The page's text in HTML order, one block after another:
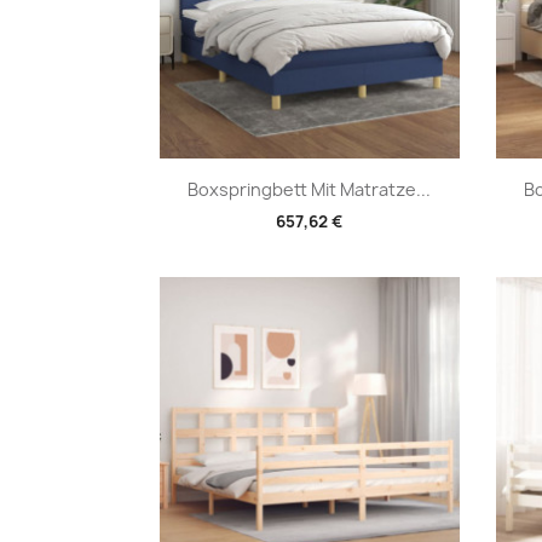
Boxspringbett Mit Matratze...
657,62 €
Vorschau